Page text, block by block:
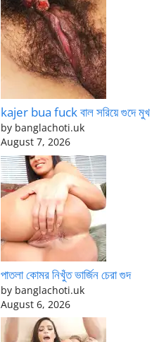
kajer bua fuck বাল সরিয়ে গুদে মুখ
by banglachoti.uk
August 7, 2026
পাতলা কোমর নিখুঁত ভার্জিন চেরা গুদ
by banglachoti.uk
August 6, 2026